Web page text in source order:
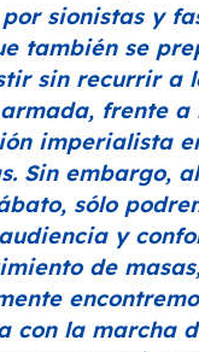
sionistas y
también se
sin recurrir a
frente a
imperialista
Sin embargo,
sólo
y
de
con la marcha